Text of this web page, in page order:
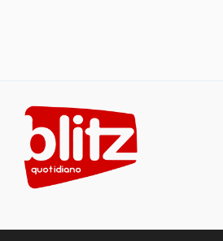
content